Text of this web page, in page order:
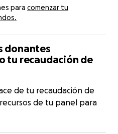
para comenzar tu
donantes
tu recaudación de
de tu recaudación de
de tu panel para